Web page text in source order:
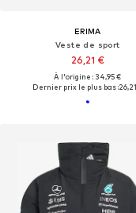
ERIMA
Veste de sport
26,21 €
À l'origine : 34,95 €
Dernier prix le plus bas :